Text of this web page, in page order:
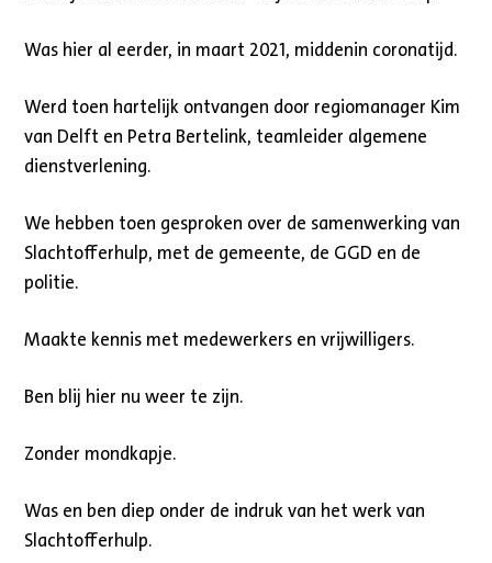
Was hier al eerder, in maart 2021, middenin coronatijd.
Werd toen hartelijk ontvangen door regiomanager Kim
van Delft en Petra Bertelink, teamleider algemene
dienstverlening.
We hebben toen gesproken over de samenwerking van
Slachtofferhulp, met de gemeente, de GGD en de
politie.
Maakte kennis met medewerkers en vrijwilligers.
Ben blij hier nu weer te zijn.
Zonder mondkapje.
Was en ben diep onder de indruk van het werk van
Slachtofferhulp.